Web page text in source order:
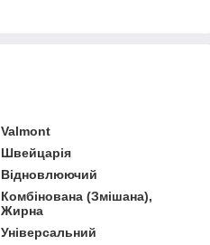
Valmont
Швейцарія
Відновлюючий
Комбінована (Змішана),
Жирна
Універсальний